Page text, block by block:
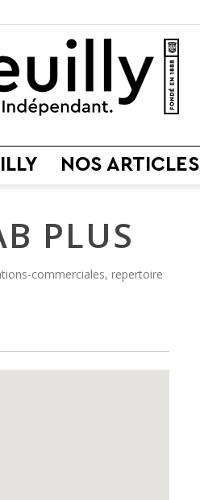
Neuilly
Journal
NOS ARTICLES
PLUS
commerciales, repertoire